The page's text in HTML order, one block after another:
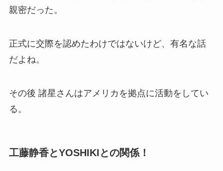
親密だった。
正式に交際を認めたわけではないけど、有名な話
だよね。
その後 諸星さんはアメリカを拠点に活動をしてい
る。
工藤静香とYOSHIKIとの関係！